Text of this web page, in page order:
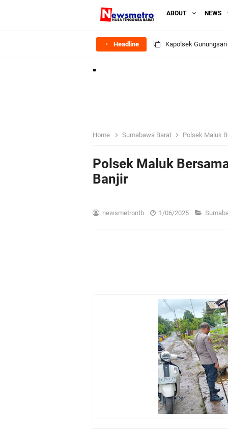
ABOUT NEWS
Headline Ditlantas Polda NTB
Samapta Polresta
Kapolsek
Sosialisasi Pilkades
Kapolsek Lingsar
Sambut HUT RI ke-
Home Sumabawa Barat Polsek Maluk
Polsek Maluk
Banjir
newsmetrontb 1/06/2025